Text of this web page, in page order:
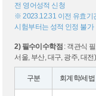
전 영어성적 신청
※ 2023.12.31 이전 유효기
시험부터는 성적 인정 불가
2) 필수이수학점 : 객관식
서울, 부산, 대구, 광주, 대전)
구분 회계학/세법